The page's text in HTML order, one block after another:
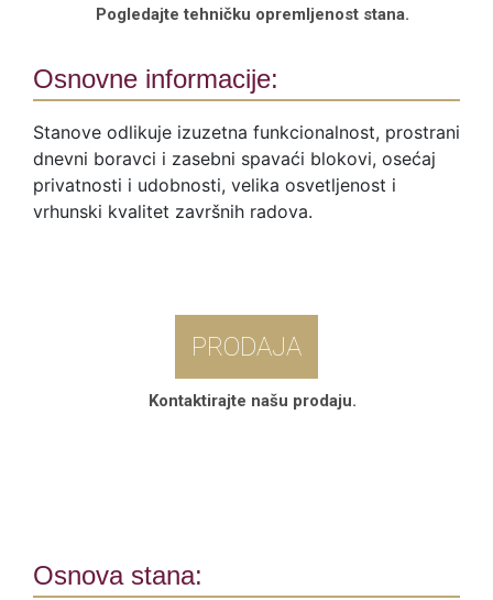
Pogledajte tehničku opremljenost stana.
Osnovne informacije:
Stanove odlikuje izuzetna funkcionalnost, prostrani
dnevni boravci i zasebni spavaći blokovi, osećaj
privatnosti i udobnosti, velika osvetljenost i
vrhunski kvalitet završnih radova.
PRODAJA
Kontaktirajte našu prodaju.
Osnova stana: